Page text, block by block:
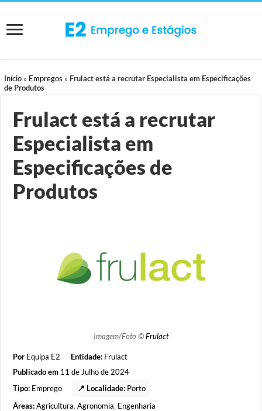
Início » Empregos » Frulact está a recrutar Especialista em Especificações
de Produtos
Frulact está a recrutar
Especialista em
Especificações de
Produtos
Imagem/Foto ©Frulact
Por Equipa E2 Entidade: Frulact
Publicado em 11 de Julho de 2024
Tipo: Emprego 📍 Localidade: Porto
Áreas: Agricultura,Agronomia, Engenharia